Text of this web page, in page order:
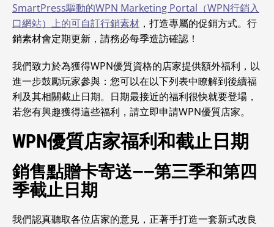
SmartPress驅動的WPN Marketing Portal（WPN行銷入
口網站）上的可自訂行銷素材 ，打造專屬的促銷方式。行
銷素材會定期更新，請務必每季造訪確認！
我們致力於為獲得WPN優質資格的店家提供額外福利，以
進一步鼓勵玩家參與：您可以在以下列表中瞭解到後續福
利及其相關截止日期。日期最接近的福利很快就要登場，
若您有興趣獲得這些福利，請立即申請WPN優質店家。
WPN優質店家福利和截止日期
銷售點贈卡寄送——第三季和第四
季截止日期
我們認真聽取各位店家的意見，正著手打造一套新式改良